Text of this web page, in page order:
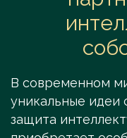
В современном
уникальные идеи
защита